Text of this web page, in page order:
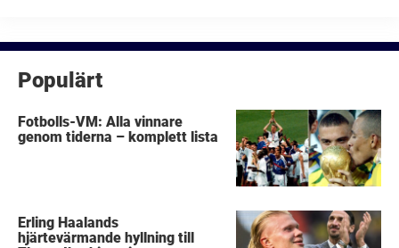
Populärt
Fotbolls-VM: Alla vinnare
genom tiderna – komplett lista
Erling Haalands
hjärtevärmande hyllning till